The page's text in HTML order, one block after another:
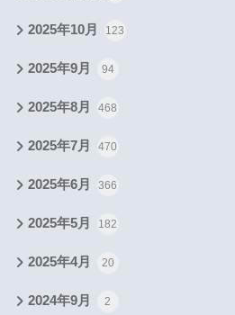
2025年10月 123
2025年9月 94
2025年8月 468
2025年7月 470
2025年6月 366
2025年5月 182
2025年4月 20
2024年9月 2